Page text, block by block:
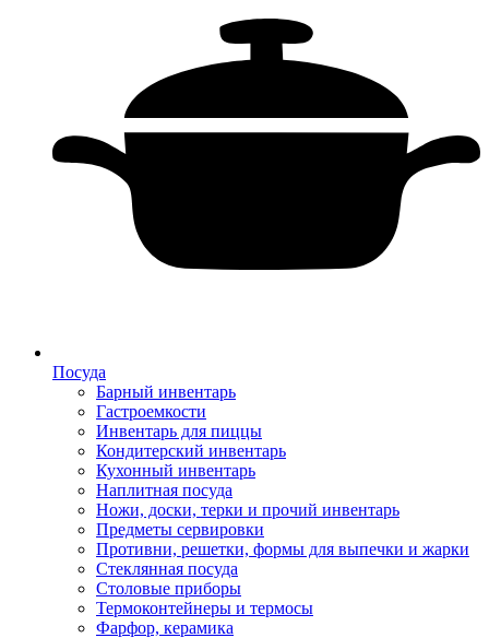
Посуда
Барный инвентарь
Гастроемкости
Инвентарь для пиццы
Кондитерский инвентарь
Кухонный инвентарь
Наплитная посуда
Ножи, доски, терки и прочий инвентарь
Предметы сервировки
Противни, решетки, формы для выпечки и жарки
Стеклянная посуда
Столовые приборы
Термоконтейнеры и термосы
Фарфор, керамика